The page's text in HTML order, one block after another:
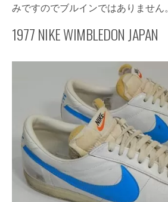
みですのでブルインではありません。
1977 NIKE WIMBLEDON JAPAN